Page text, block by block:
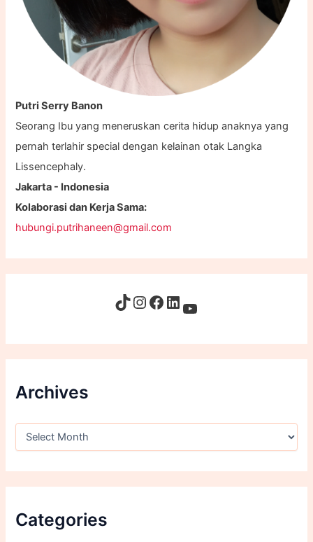
Putri Serry Banon
Seorang Ibu yang meneruskan cerita hidup anaknya yang
pernah terlahir special dengan kelainan otak Langka
Lissencephaly.
Jakarta - Indonesia
Kolaborasi dan Kerja Sama:
hubungi.putrihaneen@gmail.com
Archives
Categories